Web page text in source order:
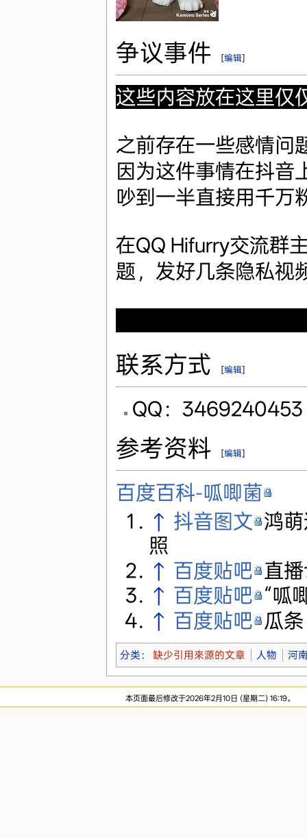
争议事件 [编辑]
这些内容放在这里仅
之前存在一些感情问
因为这件事情在抖音
吵到一半直接用千万
在QQ Hifurry交流群
题，发好几条隐私视
联系方式 [编辑]
QQ：3469240453
参考资料 [编辑]
百度百科-呱唧菌
↑ 抖音图文 鸿
照
↑ 百度贴吧 直
↑ 百度贴吧 “呱
↑ 百度贴吧 瓜条
分类 ： 缺少引用來源的文章 人物 河
本页面最后修改于2026年2月10日 (星期二) 16:19。